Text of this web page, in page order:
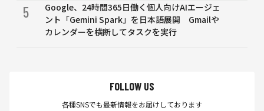
5
Google、24時間365日働く個人向けAIエージェ
ント「Gemini Spark」を日本語展開 Gmailや
カレンダーを横断してタスクを実行
FOLLOW US
各種SNSでも最新情報をお届けしております